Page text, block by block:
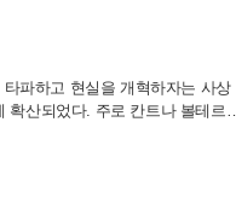
파하고 현실을 개혁하자는 사상
확산되었다. 주로 칸트나 볼테르,
크에게까지 거슬러올라가기도 한
신론을 비롯한 자유사상의 모습